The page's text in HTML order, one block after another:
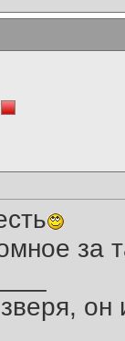
за
он